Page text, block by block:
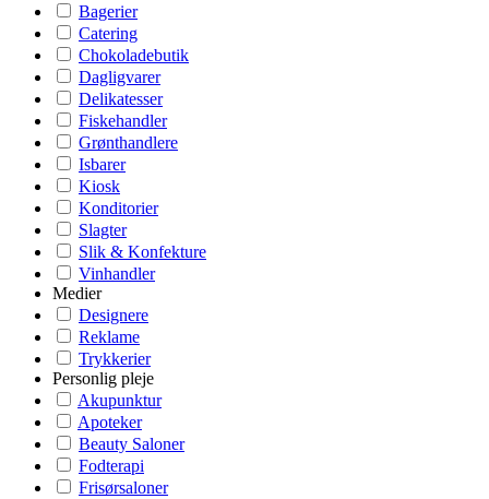
Bagerier
Catering
Chokoladebutik
Dagligvarer
Delikatesser
Fiskehandler
Grønthandlere
Isbarer
Kiosk
Konditorier
Slagter
Slik & Konfekture
Vinhandler
Medier
Designere
Reklame
Trykkerier
Personlig pleje
Akupunktur
Apoteker
Beauty Saloner
Fodterapi
Frisørsaloner